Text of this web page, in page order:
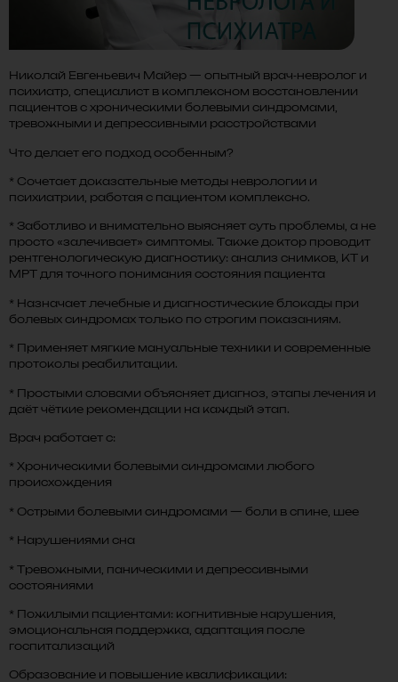
Николай Евгеньевич Майер — опытный врач‑невролог и
психиатр, специалист в комплексном восстановлении
пациентов с хроническими болевыми синдромами,
тревожными и депрессивными расстройствами
Что делает его подход особенным?
* Сочетает доказательные методы неврологии и
психиатрии, работая с пациентом комплексно.
* Заботливо и внимательно выясняет суть проблемы, а не
просто «залечивает» симптомы. Также доктор проводит
рентгенологическую диагностику: анализ снимков, КТ и
МРТ для точного понимания состояния пациента
* Назначает лечебные и диагностические блокады при
болевых синдромах только по строгим показаниям.
* Применяет мягкие мануальные техники и современные
протоколы реабилитации.
* Простыми словами объясняет диагноз, этапы лечения и
даёт чёткие рекомендации на каждый этап.
Врач работает с:
* Хроническими болевыми синдромами любого
происхождения
* Острыми болевыми синдромами — боли в спине, шее
* Нарушениями сна
* Тревожными, паническими и депрессивными
состояниями
* Пожилыми пациентами: когнитивные нарушения,
эмоциональная поддержка, адаптация после
госпитализаций
Образование и повышение квалификации: